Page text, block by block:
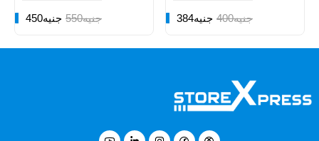
384جنيه 400جنيه 450جنيه 550جنيه